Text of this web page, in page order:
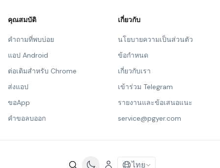
คุณสมบัติ
คำถามที่พบบ่อย
แอป Android
ต่อเติมสำหรับ Chrome
ส่งแอป
ขอApp
คำขอลบออก
เกี่ยวกับ
นโยบายความเป็นส่วนตัว
ข้อกำหนด
เกี่ยวกับเรา
เข้าร่วม Telegram
รายงานและข้อเสนอแนะ
service@pgyer.com
ไทย